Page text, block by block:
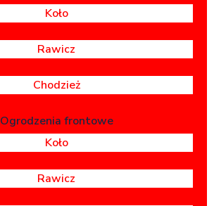
Koło
Rawicz
Chodzież
Ogrodzenia frontowe
Koło
Rawicz